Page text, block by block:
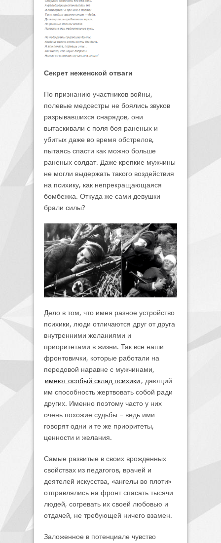
Секрет неженской отваги
По признанию участников войны,
полевые медсестры не боялись звуков
разрывавшихся снарядов, они
вытаскивали с поля боя раненых и
убитых даже во время обстрелов,
пытаясь спасти как можно больше
раненых солдат. Даже крепкие мужчины
не могли выдержать такого воздействия
на психику, как непрекращающаяся
бомбежка. Откуда же сами девушки
брали силы?
Дело в том, что имея разное устройство
психики, люди отличаются друг от друга
внутренними желаниями и
приоритетами в жизни. Так все наши
фронтовички, которые работали на
передовой наравне с мужчинами,
имеют особый склад психики , дающий
им способность жертвовать собой ради
других. Именно поэтому часто у них
очень похожие судьбы – ведь ими
говорят одни и те же приоритеты,
ценности и желания.
Самые развитые в своих врожденных
свойствах из педагогов, врачей и
деятелей искусства, «ангелы во плоти»
отправлялись на фронт спасать тысячи
людей, согревать их своей любовью и
отдачей, не требующей ничего взамен.
Заложенное в потенциале чувство